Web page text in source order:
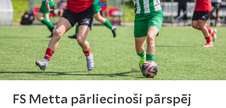
FS Metta pārliecinoši pārspēj